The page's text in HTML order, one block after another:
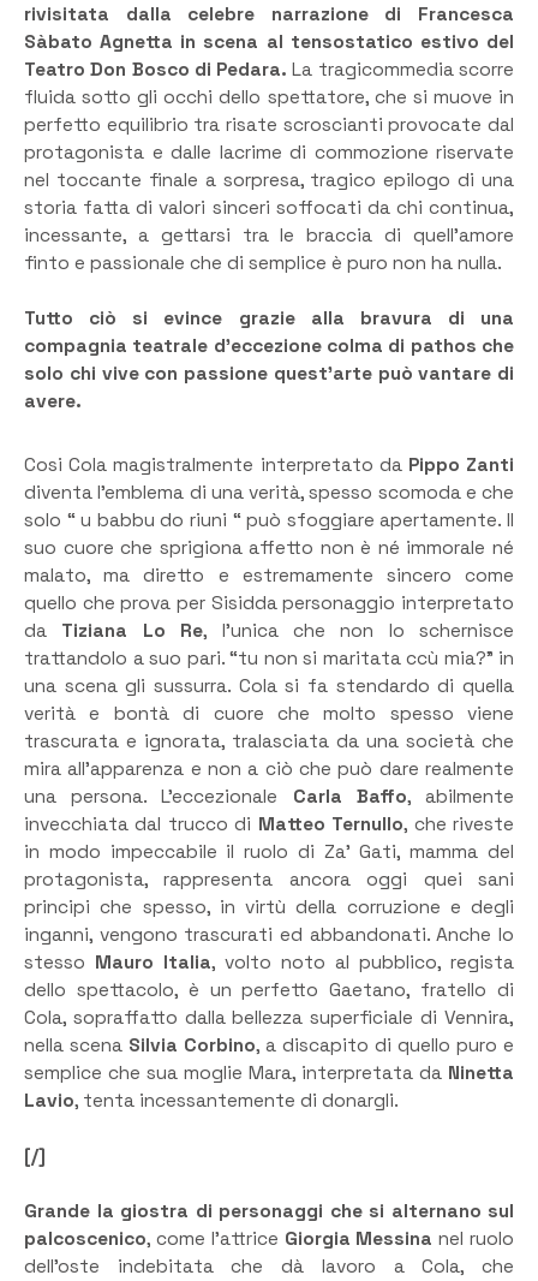
rivisitata dalla celebre narrazione di Francesca
Sàbato Agnetta in scena al tensostatico estivo del
Teatro Don Bosco di Pedara. La tragicommedia scorre
fluida sotto gli occhi dello spettatore, che si muove in
perfetto equilibrio tra risate scroscianti provocate dal
protagonista e dalle lacrime di commozione riservate
nel toccante finale a sorpresa, tragico epilogo di una
storia fatta di valori sinceri soffocati da chi continua,
incessante, a gettarsi tra le braccia di quell’amore
finto e passionale che di semplice è puro non ha nulla.
Tutto ciò si evince grazie alla bravura di una
compagnia teatrale d’eccezione colma di pathos che
solo chi vive con passione quest’arte può vantare di
avere.
Cosi Cola magistralmente interpretato da Pippo Zanti
diventa l’emblema di una verità, spesso scomoda e che
solo “ u babbu do riuni “ può sfoggiare apertamente. Il
suo cuore che sprigiona affetto non è né immorale né
malato, ma diretto e estremamente sincero come
quello che prova per Sisidda personaggio interpretato
da Tiziana Lo Re, l’unica che non lo schernisce
trattandolo a suo pari. “tu non si maritata ccù mia?” in
una scena gli sussurra. Cola si fa stendardo di quella
verità e bontà di cuore che molto spesso viene
trascurata e ignorata, tralasciata da una società che
mira all’apparenza e non a ciò che può dare realmente
una persona. L’eccezionale Carla Baffo, abilmente
invecchiata dal trucco di Matteo Ternullo, che riveste
in modo impeccabile il ruolo di Za’ Gati, mamma del
protagonista, rappresenta ancora oggi quei sani
principi che spesso, in virtù della corruzione e degli
inganni, vengono trascurati ed abbandonati. Anche lo
stesso Mauro Italia, volto noto al pubblico, regista
dello spettacolo, è un perfetto Gaetano, fratello di
Cola, sopraffatto dalla bellezza superficiale di Vennira,
nella scena Silvia Corbino, a discapito di quello puro e
semplice che sua moglie Mara, interpretata da Ninetta
Lavio, tenta incessantemente di donargli.
[/]
Grande la giostra di personaggi che si alternano sul
palcoscenico, come l’attrice Giorgia Messina nel ruolo
dell’oste indebitata che dà lavoro a Cola, che